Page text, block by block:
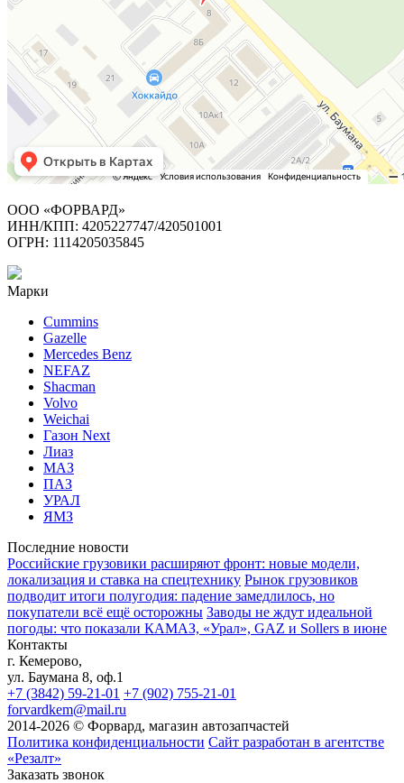
ООО «ФОРВАРД»
ИНН/КПП: 4205227747/420501001
ОГРН: 1114205035845
Марки
Cummins
Gazelle
Mercedes Benz
NEFAZ
Shacman
Volvo
Weichai
Газон Next
Лиаз
МАЗ
ПАЗ
УРАЛ
ЯМЗ
Последние новости
Российские грузовики расширяют фронт: новые модели,
локализация и ставка на спецтехнику Рынок грузовиков
подводит итоги полугодия: падение замедлилось, но
покупатели всё ещё осторожны Заводы не ждут идеальной
погоды: что показали КАМАЗ, «Урал», GAZ и Sollers в июне
Контакты
г. Кемерово,
ул. Баумана 8, оф.1
+7 (3842) 59-21-01 +7 (902) 755-21-01
forvardkem@mail.ru
2014-2026 © Форвард, магазин автозапчастей
Политика конфиденциальности Сайт разработан в агентстве
«Резалт»
Заказать звонок